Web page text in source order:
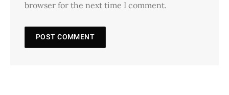
browser for the next time I comment.